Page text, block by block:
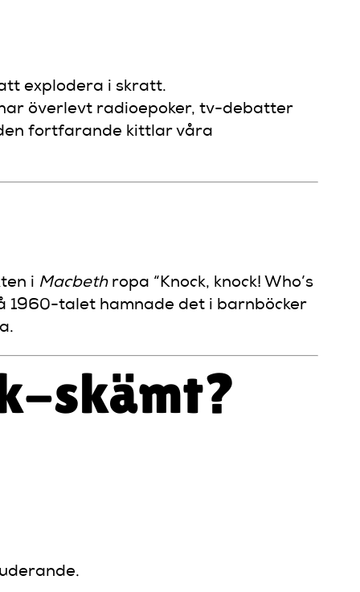
explodera i skratt.
överlevt radioepoker, tv-debatter
fortfarande kittlar våra
i Macbethropa “Knock, knock! Who’s
1960-talet hamnade det i barnböcker
skämt?